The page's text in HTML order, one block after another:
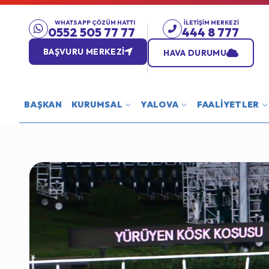
WHATSAPP ÇÖZÜM HATTI
0552 505 77 77
BAŞVURU MERKEZİ
İLETIŞIM MERKEZI
444 8 777
HAVA DURUMU
BAŞKAN KURUMSAL YALOVA FAALİYETLER